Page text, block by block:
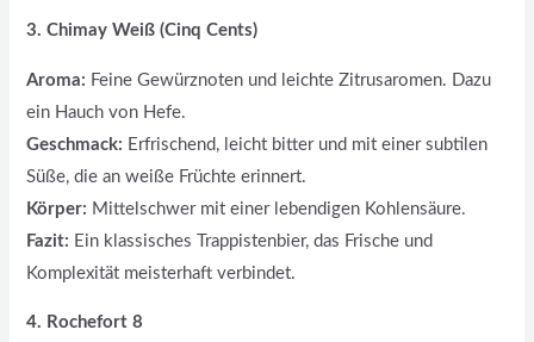
3. Chimay Weiß (Cinq Cents)
Aroma: Feine Gewürznoten und leichte Zitrusaromen. Dazu
ein Hauch von Hefe.
Geschmack: Erfrischend, leicht bitter und mit einer subtilen
Süße, die an weiße Früchte erinnert.
Körper: Mittelschwer mit einer lebendigen Kohlensäure.
Fazit: Ein klassisches Trappistenbier, das Frische und
Komplexität meisterhaft verbindet.
4. Rochefort 8